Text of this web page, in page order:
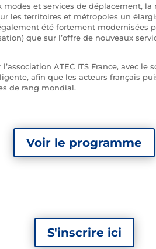
et services de déplacement,
les territoires et métropoles un
été fortement modernisées
que sur l’offre de nouveaux
ATEC ITS France, avec
afin que les acteurs français
de rang mondial.
Voir le programme
S'inscrire ici